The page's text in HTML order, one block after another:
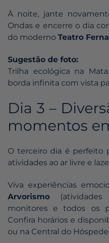
À noite, jante
Ondas e encerre o dia
do moderno Teatro
Sugestão de foto:
Trilha ecológica na
borda infinita com vista
Dia 3 –
momentos
O terceiro dia é perfeito
atividades ao ar livre e
Viva experiências
Arvorismo
monitores e todos os
Confira horários e
ou na Central do